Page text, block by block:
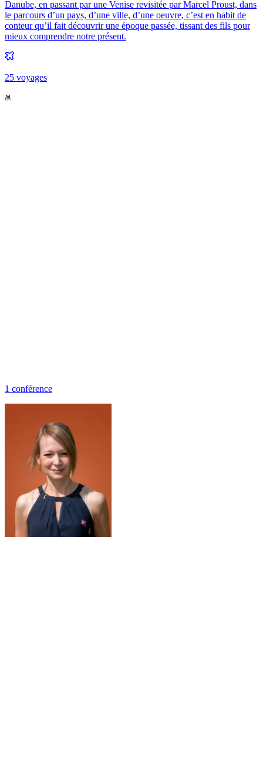
Danube, en passant par une Venise revisitée par Marcel Proust, dans
le parcours d’un pays, d’une ville, d’une oeuvre, c’est en habit de
conteur qu’il fait découvrir une époque passée, tissant des fils pour
mieux comprendre notre présent.
25 voyages
1 conférence